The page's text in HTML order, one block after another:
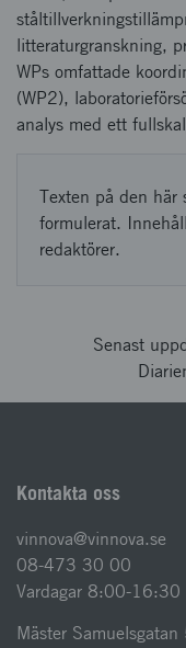
litteraturgranskning,
WPs omfattade
(WP2),
analys med ett
Texten på den här
formulerat.
redaktörer.
Senast
Kontakta oss
vinnova@vinnova.se
08-473 30 00
Vardagar 8:00-16:30
Mäster Samuelsgatan